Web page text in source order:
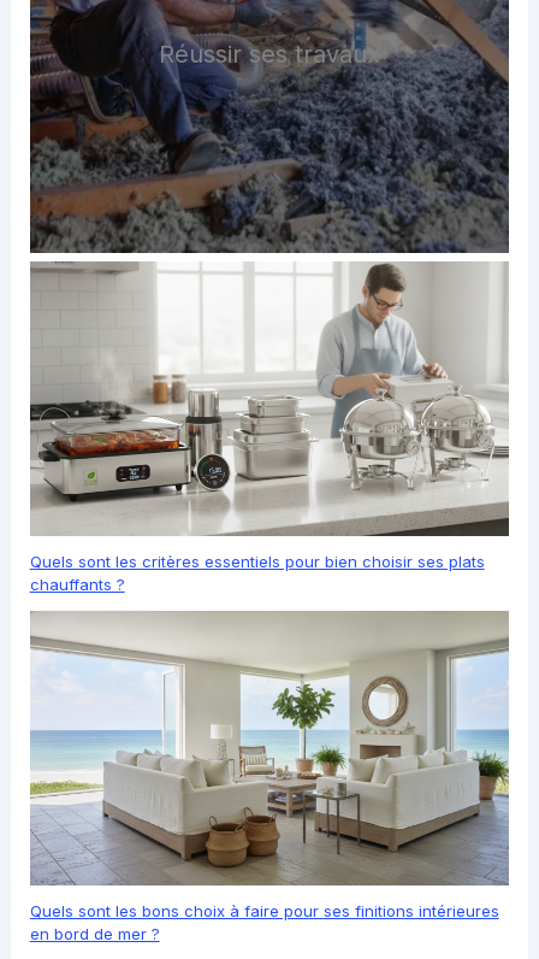
Réussir ses travaux
Quels sont les critères essentiels pour bien choisir ses plats
chauffants ?
Quels sont les bons choix à faire pour ses finitions intérieures
en bord de mer ?